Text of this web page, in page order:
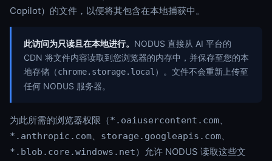
Copilot）的文件，以便将其包含在本地捕获中。
此访问为只读且在本地进行。 NODUS 直接从 AI 平台的
CDN 将文件内容读取到您浏览器的内存中，并保存至您的本
地存储（chrome.storage.local ）。文件不会重新上传至
任何 NODUS 服务器。
为此所需的浏览器权限（*.oaiusercontent.com、
*.anthropic.com、 storage.googleapis.com、
*.blob.core.windows.net）允许 NODUS 读取这些文